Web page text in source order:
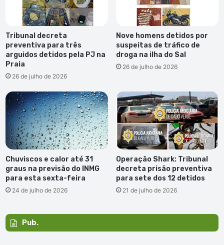
Tribunal decreta
preventiva para três
arguidos detidos pela PJ na
Praia
26 de julho de 2026
Nove homens detidos por
suspeitas de tráfico de
droga na ilha do Sal
26 de julho de 2026
Chuviscos e calor até 31
graus na previsão do INMG
para esta sexta-feira
24 de julho de 2026
Operação Shark: Tribunal
decreta prisão preventiva
para sete dos 12 detidos
21 de julho de 2026
Pub.